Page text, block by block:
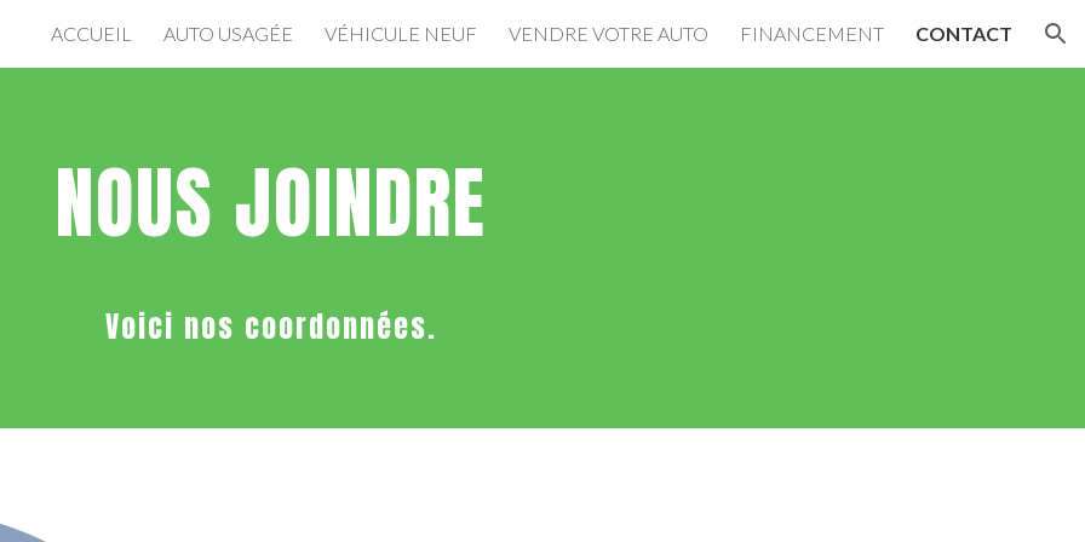
to main content Skip to navigation
ACCUEIL AUTO USAGÉE VÉHICULE NEUF VENDRE VOTRE AUTO FINANCEMENT CONTACT
NOUS JOINDRE
Voici nos coordonnées.